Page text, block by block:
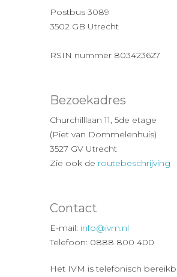
Postbus 3089
3502 GB Utrecht
RSIN nummer 803423627
Bezoekadres
Churchilllaan 11, 5de etage
(Piet van Dommelenhuis)
3527 GV Utrecht
Zie ook de routebeschrijving
Contact
E-mail: info@ivm.nl
Telefoon: 0888 800 400
Het IVM is telefonisch